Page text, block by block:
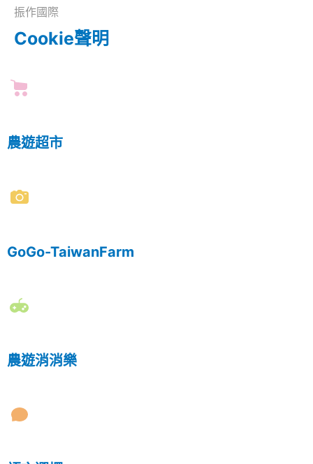
振作國際
Cookie聲明
農遊超市
GoGo-TaiwanFarm
農遊消消樂